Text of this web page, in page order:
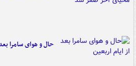
حال و هوای سامرا